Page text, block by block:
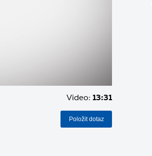
Video: 13:31
Položit dotaz